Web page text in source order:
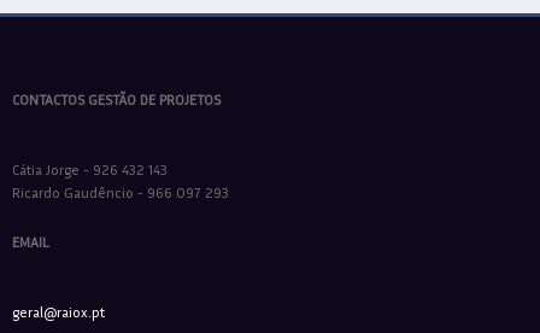
CONTACTOS GESTÃO DE PROJETOS
Cátia Jorge - 926 432 143
Ricardo Gaudêncio - 966 097 293
EMAIL
geral@raiox.pt